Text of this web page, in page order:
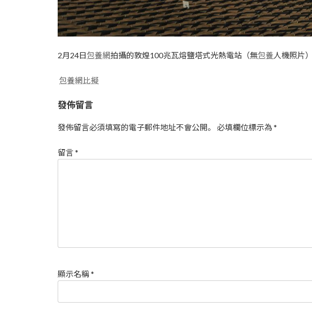
2月24日包養網拍攝的敦煌100兆瓦熔鹽塔式光熱電站（無包養人機照片）
包養網比擬
發佈留言
發佈留言必須填寫的電子郵件地址不會公開。 必填欄位標示為*
留言*
顯示名稱*